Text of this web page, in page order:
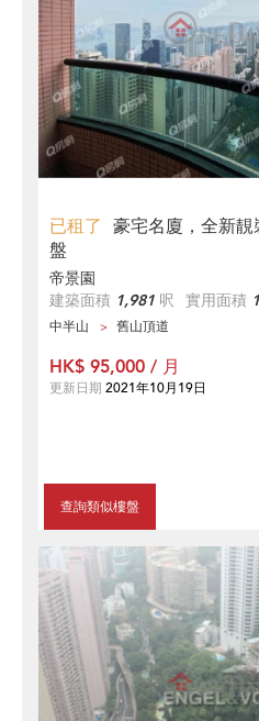
已租了 豪宅名廈，全新
盤
帝景園
建築面積 1,981 呎 實用面積
中半山 舊山頂道
查詢類似樓盤
HK$ 95,000 / 月
更新日期 2021年10月19日